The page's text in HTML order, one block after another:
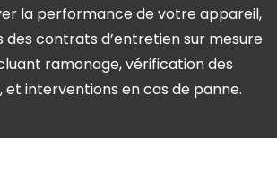
la performance de votre appareil,
des contrats d’entretien sur mesure
ramonage, vérification des
interventions en cas de panne.